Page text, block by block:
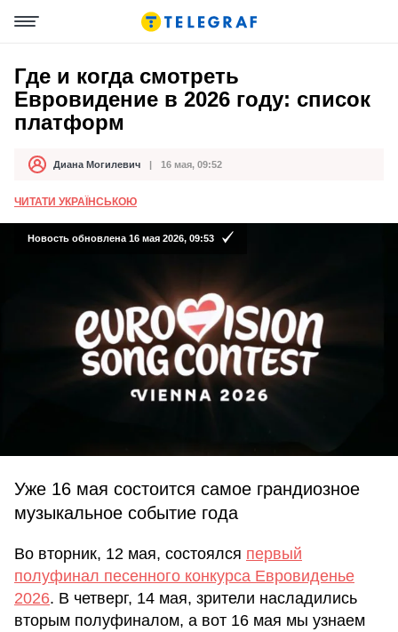
Где и когда смотреть
Евровидение в 2026 году: список
платформ
АвторДиана Могилевич
Дата публикации 16 мая, 09:52
ЧИТАТИ УКРАЇНСЬКОЮ
Новость обновлена 16 мая 2026, 09:53
Уже 16 мая состоится самое грандиозное
музыкальное событие года
Во вторник, 12 мая, состоялся первый
полуфинал песенного конкурса Евровиденье
2026. В четверг, 14 мая, зрители насладились
вторым полуфиналом, а вот 16 мая мы узнаем